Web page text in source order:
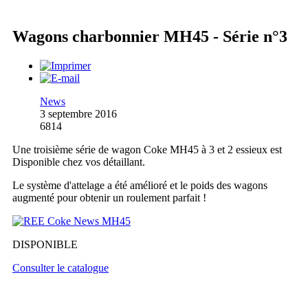
Wagons charbonnier MH45 - Série n°3
News
3 septembre 2016
6814
Une troisième série de wagon Coke MH45 à 3 et 2 essieux est
Disponible chez vos détaillant.
Le système d'attelage a été amélioré et le poids des wagons
augmenté pour obtenir un roulement parfait !
DISPONIBLE
Consulter le catalogue